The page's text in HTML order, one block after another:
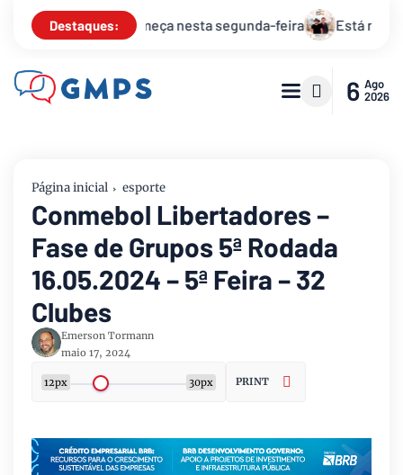
Destaques:
feira Está na hora de receber 2025 com o réveillon
6 Ago
2026
Página inicial esporte
Conmebol Libertadores –
Fase de Grupos 5ª Rodada
16.05.2024 – 5ª Feira – 32
Clubes
Emerson Tormann
maio 17, 2024
12px 30px PRINT